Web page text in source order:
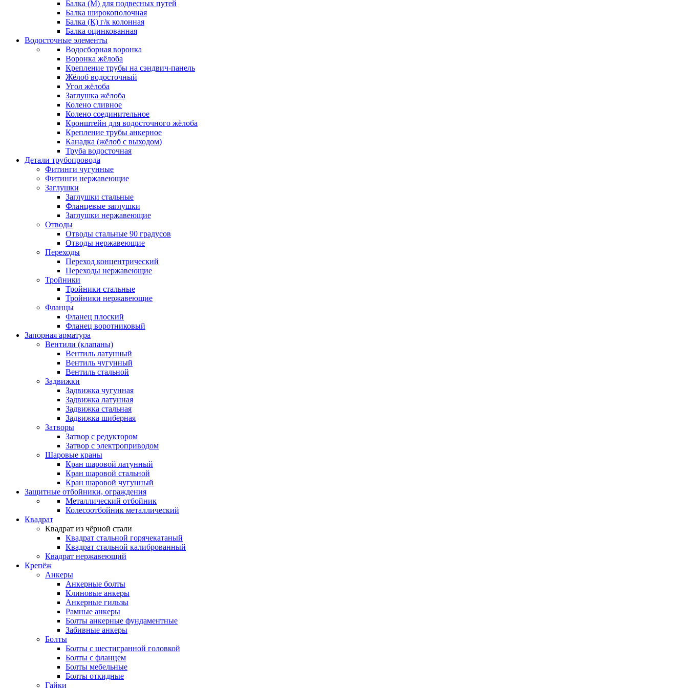
Балка (М) для подвесных путей
Балка широкополочная
Балка (К) г/к колонная
Балка оцинкованная
Водосточные элементы
Водосборная воронка
Воронка жёлоба
Крепление трубы на сэндвич-панель
Жёлоб водосточный
Угол жёлоба
Заглушка жёлоба
Колено сливное
Колено соединительное
Кронштейн для водосточного жёлоба
Крепление трубы анкерное
Канадка (жёлоб с выходом)
Труба водосточная
Детали трубопровода
Фитинги чугунные
Фитинги нержавеющие
Заглушки
Заглушки стальные
Фланцевые заглушки
Заглушки нержавеющие
Отводы
Отводы стальные 90 градусов
Отводы нержавеющие
Переходы
Переход концентрический
Переходы нержавеющие
Тройники
Тройники стальные
Тройники нержавеющие
Фланцы
Фланец плоский
Фланец воротниковый
Запорная арматура
Вентили (клапаны)
Вентиль латунный
Вентиль чугунный
Вентиль стальной
Задвижки
Задвижка чугунная
Задвижка латунная
Задвижка стальная
Задвижка шиберная
Затворы
Затвор с редуктором
Затвор с электроприводом
Шаровые краны
Кран шаровой латунный
Кран шаровой стальной
Кран шаровой чугунный
Защитные отбойники, ограждения
Металлический отбойник
Колесоотбойник металлический
Квадрат
Квадрат из чёрной стали
Квадрат стальной горячекатаный
Квадрат стальной калиброванный
Квадрат нержавеющий
Крепёж
Анкеры
Анкерные болты
Клиновые анкеры
Анкерные гильзы
Рамные анкеры
Болты анкерные фундаментные
Забивные анкеры
Болты
Болты с шестигранной головкой
Болты с фланцем
Болты мебельные
Болты откидные
Гайки